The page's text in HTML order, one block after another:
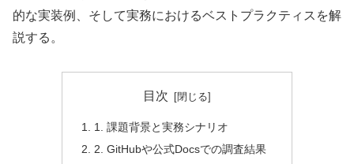
的な実装例、そして実務におけるベストプラクティスを解
説する。
目次
1. 課題背景と実務シナリオ
2. GitHubや公式Docsでの調査結果